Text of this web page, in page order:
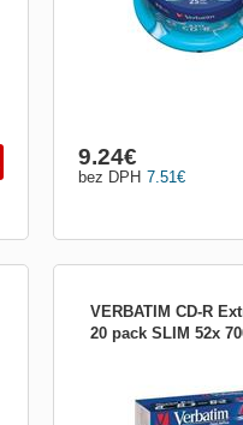
7.51 €
bez DPH
9.24€
VERBATIM CD-R
20 pack SLIM 52x
zapisovací médium s
maximální rychlost
balení Slim Box, 20 kusů